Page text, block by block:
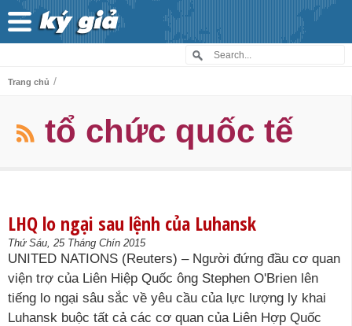
Trang chủ /
tổ chức quốc tế
LHQ lo ngại sau lệnh của Luhansk
Thứ Sáu, 25 Tháng Chín 2015
UNITED NATIONS (Reuters) – Người đứng đầu cơ quan
viện trợ của Liên Hiệp Quốc ông Stephen O'Brien lên
tiếng lo ngại sâu sắc về yêu cầu của lực lượng ly khai
Luhansk buộc tất cả các cơ quan của Liên Hợp Quốc